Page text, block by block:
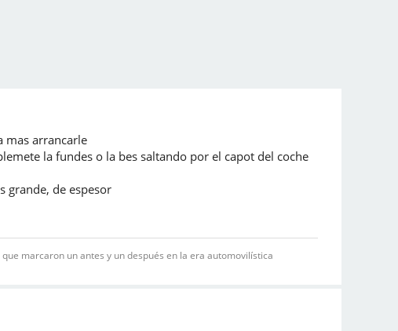
mas arrancarle
la fundes o la bes saltando por el capot del coche
grande, de espesor
marcaron un antes y un después en la era automovilística